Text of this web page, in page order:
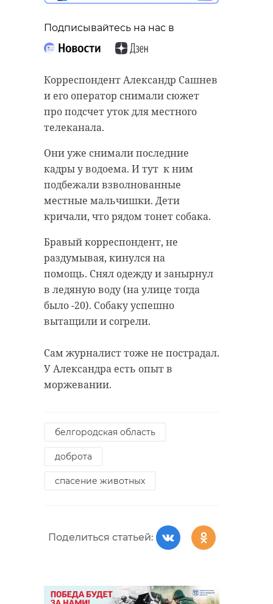
Подписывайтесь на нас в
Корреспондент Александр Сашнев
и его оператор снимали сюжет
про подсчет уток для местного
телеканала.
Они уже снимали последние
кадры у водоема. И тут к ним
подбежали взволнованные
местные мальчишки. Дети
кричали, что рядом тонет собака.
Бравый корреспондент, не
раздумывая, кинулся на
помощь. Снял одежду и занырнул
в ледяную воду (на улице тогда
было -20). Собаку успешно
вытащили и согрели.
Сам журналист тоже не пострадал.
У Александра есть опыт в
моржевании.
белгородская область
доброта
спасение животных
Поделиться статьей: